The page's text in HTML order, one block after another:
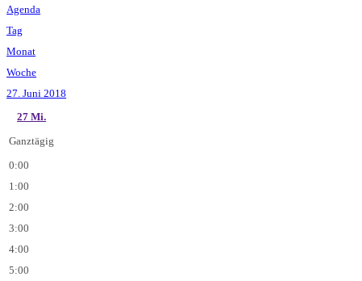
Agenda
Tag
Monat
Woche
27. Juni 2018
27 Mi.
Ganztägig
0:00
1:00
2:00
3:00
4:00
5:00